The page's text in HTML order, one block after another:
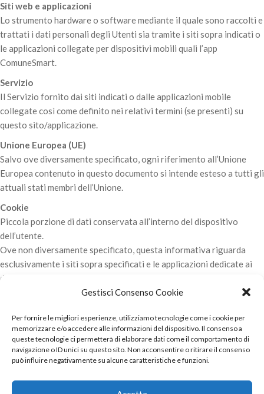
Gestisci Consenso Cookie
Per fornire le migliori esperienze, utilizziamo tecnologie come i cookie per
memorizzare e/o accedere alle informazioni del dispositivo. Il consenso a
queste tecnologie ci permetterà di elaborare dati come il comportamento di
navigazione o ID unici su questo sito. Non acconsentire o ritirare il consenso
può influire negativamente su alcune caratteristiche e funzioni.
Siti web e applicazioni
Lo strumento hardware o software mediante il quale sono raccolti e
trattati i dati personali degli Utenti sia tramite i siti sopra indicati o
le applicazioni collegate per dispositivi mobili quali l’app
ComuneSmart.
Servizio
Il Servizio fornito dai siti indicati o dalle applicazioni mobile
collegate così come definito nei relativi termini (se presenti) su
questo sito/applicazione.
Unione Europea (UE)
Salvo ove diversamente specificato, ogni riferimento all’Unione
Europea contenuto in questo documento si intende esteso a tutti gli
attuali stati membri dell’Unione.
Cookie
Piccola porzione di dati conservata all’interno del dispositivo
dell’utente.
Ove non diversamente specificato, questa informativa riguarda
esclusivamente i siti sopra specificati e le applicazioni dedicate ai
dispositivi mobili collegate ai medesimi siti.
Ultima modifica: 2 aprile 2020
© 2022 Internavigare Srl - All Rights Reserved
Via IV Novembre, 2 - 22070 Bulgarograsso (CO) - P.IVA